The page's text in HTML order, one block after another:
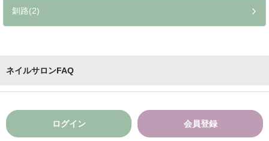
釧路(2)
ネイルサロンFAQ
ログイン 会員登録